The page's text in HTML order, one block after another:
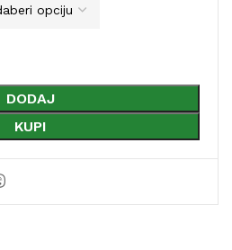
DODAJ
KUPI